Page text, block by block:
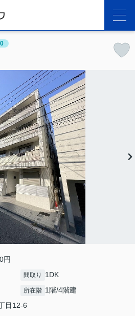
円
間取り 1DK
所在階 1階/4階建
目12-6